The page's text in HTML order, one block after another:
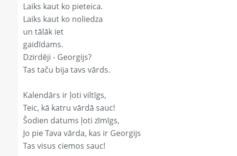
Laiks kaut ko pieteica.
Laiks kaut ko noliedza
un tālāk iet
gaidīdams.
Dzirdēji - Georgijs?
Tas taču bija tavs vārds.
Kalendārs ir ļoti viltīgs,
Teic, kā katru vārdā sauc!
Šodien datums ļoti zīmīgs,
Jo pie Tava vārda, kas ir Georgijs
Tas visus ciemos sauc!